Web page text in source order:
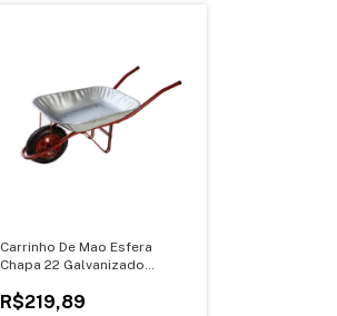
Carrinho De Mao Esfera
Chapa 22 Galvanizado
R$219,89